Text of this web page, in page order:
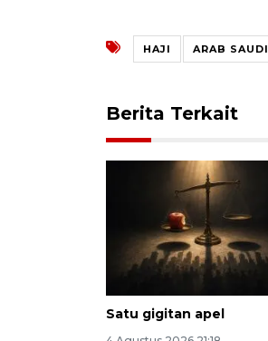
HAJI ARAB SAUDI
Berita Terkait
Satu gigitan apel